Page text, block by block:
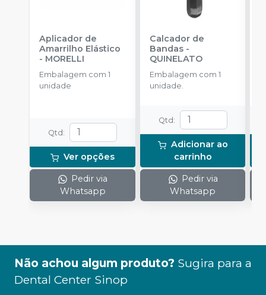
Aplicador de
Amarrilho Elástico
- MORELLI
Embalagem com 1
unidade
Qtd :
Ver opções
Pedir via
Whatsapp
Calcador de
Bandas-
QUINELATO
Embalagem com 1
unidade.
Qtd :
Adicionar ao
carrinho
Pedir via
Whatsapp
Não achou algum produto? Sugira para a
Dental Center Sinop